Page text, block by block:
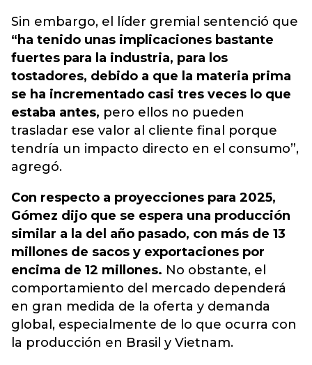
Sin embargo, el líder gremial sentenció que
“ha tenido unas implicaciones bastante
fuertes para la industria, para los
tostadores, debido a que la materia prima
se ha incrementado casi tres veces lo que
estaba antes, pero ellos no pueden
trasladar ese valor al cliente final porque
tendría un impacto directo en el consumo”,
agregó.
Con respecto a proyecciones para 2025,
Gómez dijo que se espera una producción
similar a la del año pasado, con más de 13
millones de sacos y exportaciones por
encima de 12 millones. No obstante, el
comportamiento del mercado dependerá
en gran medida de la oferta y demanda
global, especialmente de lo que ocurra con
la producción en Brasil y Vietnam.